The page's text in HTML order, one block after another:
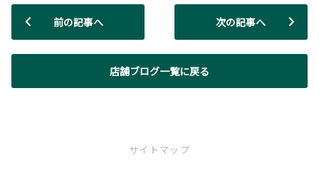
前の記事へ
店舗ブログ一覧に戻る
次の記事へ
サイトマップ